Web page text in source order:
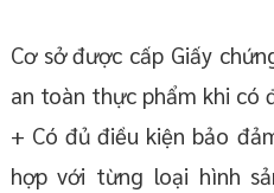
Cơ sở được cấp Giấy
an toàn thực phẩm khi có
+ Có đủ điều kiện bảo
hợp với từng loại hình